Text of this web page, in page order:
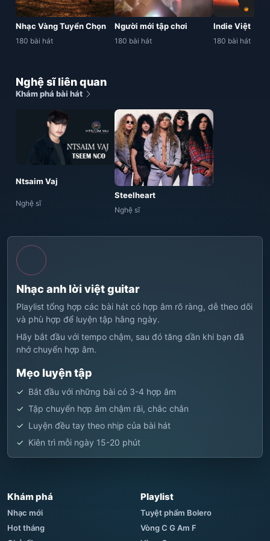
Nhạc Vàng Tuyển Chọn
180 bài hát
Người mới tập chơi
180 bài hát
Indie Việt
180 bài hát
Nghệ sĩ liên quan
Khám phá bài hát
Ntsaim Vaj
Nghệ sĩ
Steelheart
Nghệ sĩ
Nhạc anh lời việt guitar
Playlist tổng hợp các bài hát có hợp âm rõ ràng, dễ theo dõi
và phù hợp để luyện tập hằng ngày.
Hãy bắt đầu với tempo chậm, sau đó tăng dần khi bạn đã
nhớ chuyển hợp âm.
Mẹo luyện tập
Bắt đầu với những bài có 3-4 hợp âm
Tập chuyển hợp âm chậm rãi, chắc chắn
Luyện đều tay theo nhịp của bài hát
Kiên trì mỗi ngày 15-20 phút
Khám phá
Nhạc mới
Hot tháng
Playlist
Tuyệt phẩm Bolero
Vòng C G Am F